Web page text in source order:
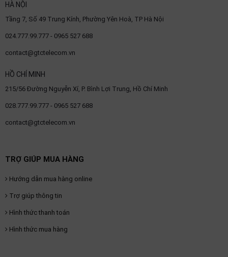
HÀ NỘI
Tầng 7, Số 49 Trung Kính, Phường Yên Hoà, TP Hà Nội
024.777.99.777 - 0965 527 688
contact@gtctelecom.vn
HỒ CHÍ MINH
215/56 Đường Nguyễn Xí, P. Bình Lợi Trung, Hồ Chí Minh
028.777.99.777 - 0965 527 688
contact@gtctelecom.vn
TRỢ GIÚP MUA HÀNG
Hướng dẫn mua hàng online
Trợ giúp thông tin
Hình thức thanh toán
Hình thức mua hàng